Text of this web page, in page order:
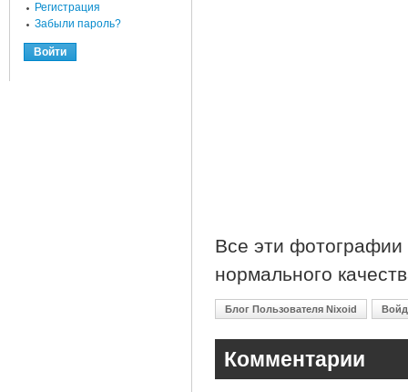
Все эти
нормального
Блог Пользователя Nixoid
Комментарии
Регистрация
Забыли пароль?